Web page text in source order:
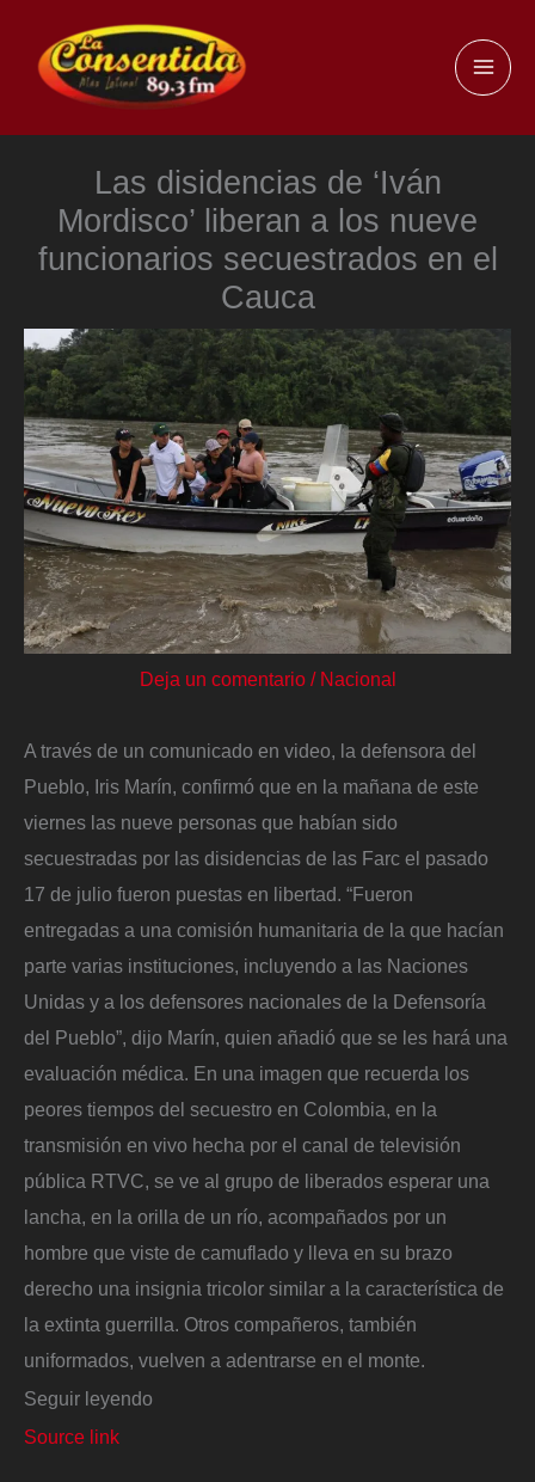
contenido
Las disidencias de ‘Iván
Mordisco’ liberan a los nueve
funcionarios secuestrados en el
Cauca
Deja un comentario / Nacional
A través de un comunicado en video, la defensora del
Pueblo, Iris Marín, confirmó que en la mañana de este
viernes las nueve personas que habían sido
secuestradas por las disidencias de las Farc el pasado
17 de julio fueron puestas en libertad. “Fueron
entregadas a una comisión humanitaria de la que hacían
parte varias instituciones, incluyendo a las Naciones
Unidas y a los defensores nacionales de la Defensoría
del Pueblo”, dijo Marín, quien añadió que se les hará una
evaluación médica. En una imagen que recuerda los
peores tiempos del secuestro en Colombia, en la
transmisión en vivo hecha por el canal de televisión
pública RTVC, se ve al grupo de liberados esperar una
lancha, en la orilla de un río, acompañados por un
hombre que viste de camuflado y lleva en su brazo
derecho una insignia tricolor similar a la característica de
la extinta guerrilla. Otros compañeros, también
uniformados, vuelven a adentrarse en el monte.
Seguir leyendo
Source link